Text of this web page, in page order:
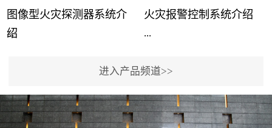
图像型火灾探测器系统介
绍
...
事故频发，传统的火灾探
测方法已无法满足要求。
火灾报警控制系统介绍
...
用了具有仲裁机制和冗余
校验的总线传输技术、线
进入产品频道>>